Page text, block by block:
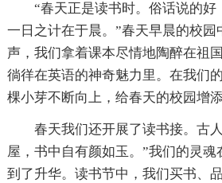
“春天正是读书时。俗话说的好
一日之计在于晨。”春天早晨的校园
声，我们拿着课本尽情地陶醉在祖
徜徉在英语的神奇魅力里。在我们
棵小芽不断向上，给春天的校园增
春天我们还开展了读书接。古
屋，书中自有颜如玉。”我们的灵
到了升华。读书节中，我们买书